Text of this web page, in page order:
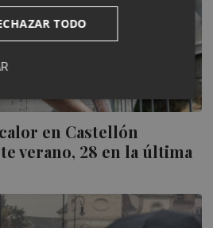
en Castellón
verano, 28 en la última
TODO